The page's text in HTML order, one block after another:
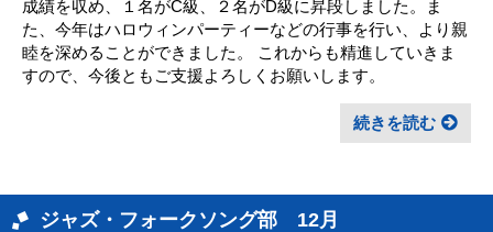
成績を収め、１名がC級、２名がD級に昇段しました。ま
た、今年はハロウィンパーティーなどの行事を行い、より親
睦を深めることができました。 これからも精進していきま
すので、今後ともご支援よろしくお願いします。
続きを読む
ジャズ・フォークソング部 12月